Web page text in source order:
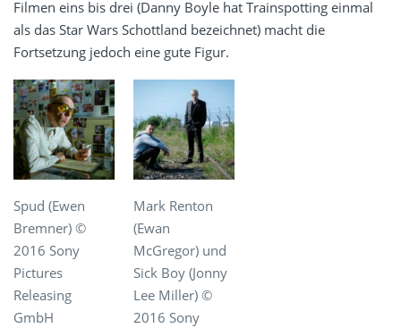
Filmen eins bis drei (Danny Boyle hat Trainspotting einmal
als das Star Wars Schottland bezeichnet) macht die
Fortsetzung jedoch eine gute Figur.
Spud (Ewen
Bremner) ©
2016 Sony
Pictures
Releasing
GmbH
Mark Renton
(Ewan
McGregor) und
Sick Boy (Jonny
Lee Miller) ©
2016 Sony